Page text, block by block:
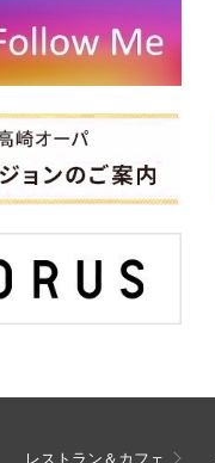
レストラン＆カフェ